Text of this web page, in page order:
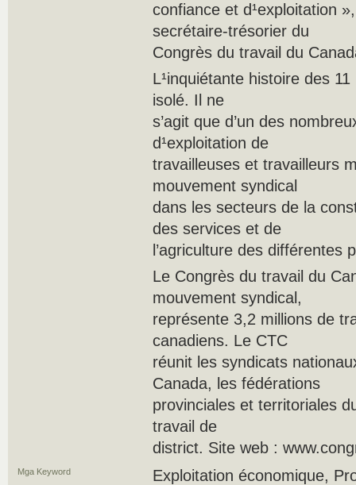
confiance et d¹exploitation
secrétaire-trésorier du
Congrès du travail du
L¹inquiétante histoire des
isolé. Il ne
s’agit que d’un des
d¹exploitation de
travailleuses et travailleurs
mouvement syndical
dans les secteurs de la
des services et de
l’agriculture des différentes
Le Congrès du travail du
mouvement syndical,
représente 3,2 millions de
canadiens. Le CTC
réunit les syndicats
Canada, les fédérations
provinciales et territoriales
travail de
district. Site web :
Mga Keyword
Exploitation économique,